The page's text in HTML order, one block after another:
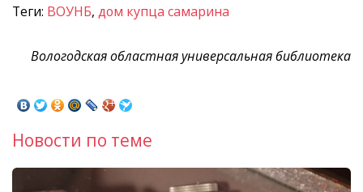
Теги: ВОУНБ, дом купца самарина
Вологодская областная универсальная библиотека
Новости по теме